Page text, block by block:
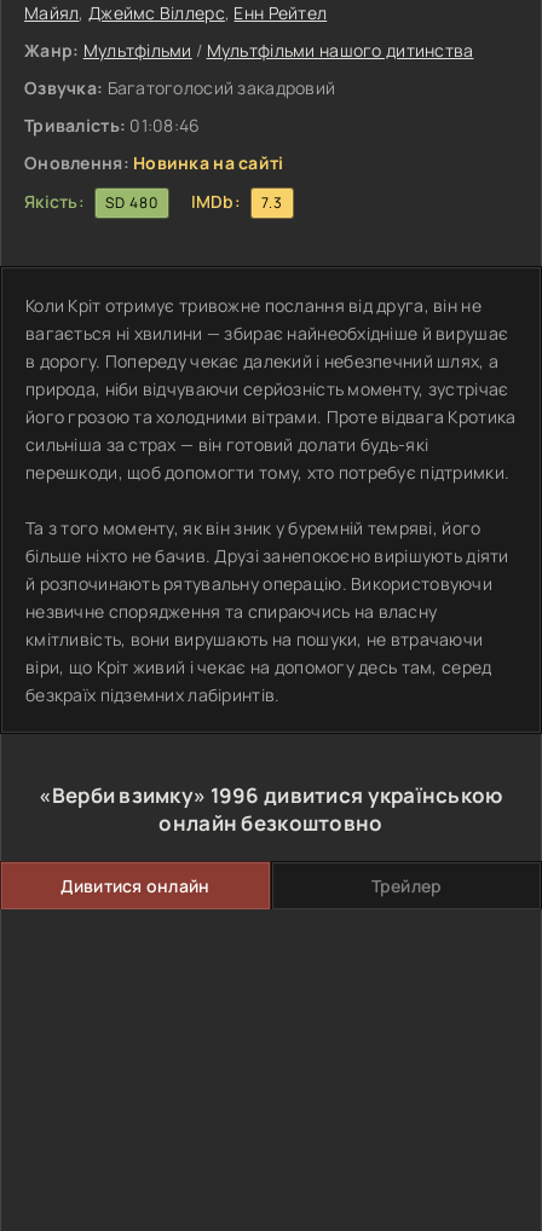
Майял, Джеймс Віллерс, Енн Рейтел
Жанр: Мультфільми / Мультфільми нашого дитинства
Озвучка: Багатоголосий закадровий
Тривалість: 01:08:46
Оновлення: Новинка на сайті
Якість:
SD 480 IMDb: 7.3
Коли Кріт отримує тривожне послання від друга, він не
вагається ні хвилини — збирає найнеобхідніше й вирушає
в дорогу. Попереду чекає далекий і небезпечний шлях, а
природа, ніби відчуваючи серйозність моменту, зустрічає
його грозою та холодними вітрами. Проте відвага Кротика
сильніша за страх — він готовий долати будь-які
перешкоди, щоб допомогти тому, хто потребує підтримки.
Та з того моменту, як він зник у буремній темряві, його
більше ніхто не бачив. Друзі занепокоєно вирішують діяти
й розпочинають рятувальну операцію. Використовуючи
незвичне спорядження та спираючись на власну
кмітливість, вони вирушають на пошуки, не втрачаючи
віри, що Кріт живий і чекає на допомогу десь там, серед
безкраїх підземних лабіринтів.
«Верби взимку» 1996 дивитися українською
онлайн безкоштовно
Дивитися онлайн Трейлер